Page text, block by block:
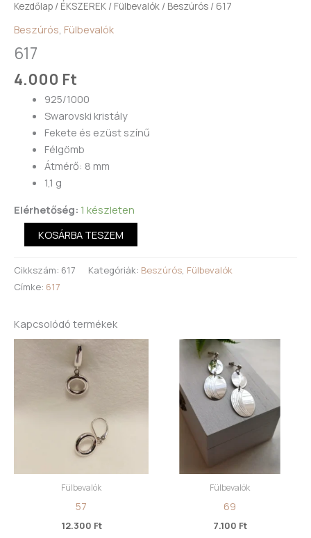
Kezdőlap / ÉKSZEREK / Fülbevalók / Beszúrós / 617
Beszúrós Fülbevalók
617
4.000 Ft
925/1000
Swarovski kristály
Fekete és ezüst színű
Félgömb
Átmérő: 8 mm
1,1 g
Elérhetőség: 1 készleten
KOSÁRBA TESZEM
Cikkszám: 617 Kategóriák: Beszúrós, Fülbevalók
Címke: 617
Kapcsolódó termékek
Fülbevalók
57
12.300 Ft
Fülbevalók
69
7.100 Ft